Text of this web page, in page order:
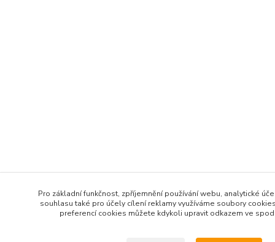
Pro základní funkčnost, zpříjemnění používání webu, analytické
souhlasu také pro účely cílení reklamy využíváme soubory
preferencí cookies můžete kdykoli upravit odkazem ve